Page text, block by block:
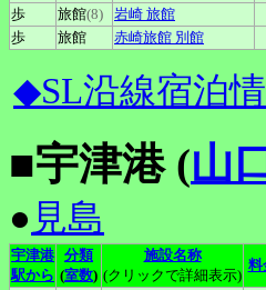
歩
旅館(8) 岩崎 旅館
歩
旅館 赤崎旅館 別館
◆SL沿線宿泊
■宇津港 (山
● 見島
宇津港
駅から
分類
(室数)
施設名称
(クリックで詳細表示)
料